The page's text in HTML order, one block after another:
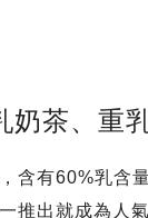
奶茶、重
含有60%乳含
推出就成為人